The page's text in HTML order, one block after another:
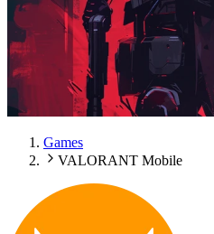
Games
VALORANT Mobile